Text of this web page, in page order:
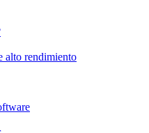
alto rendimiento